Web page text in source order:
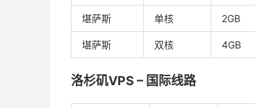
堪萨斯 单核 2GB
堪萨斯 双核 4GB
洛杉矶VPS – 国际线路